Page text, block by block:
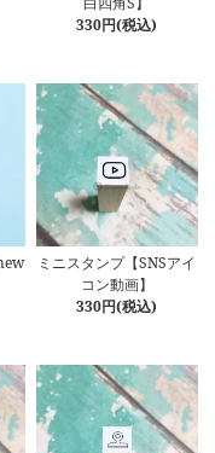
330円(税込)
ミニスタンプ【SNSアイ
コン動画】
330円(税込)